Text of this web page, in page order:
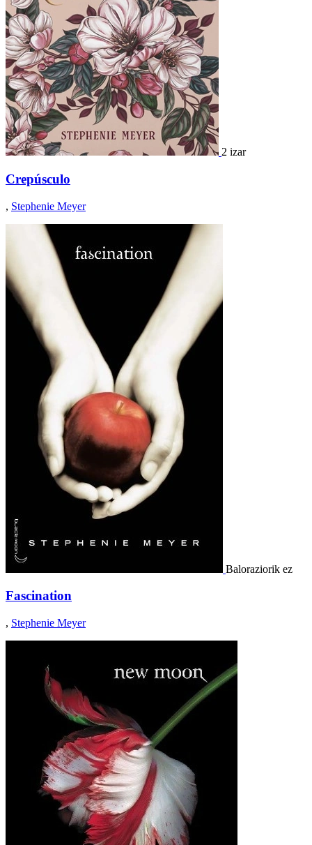
2 izar
Crepúsculo
, Stephenie Meyer
Baloraziorik ez
Fascination
, Stephenie Meyer